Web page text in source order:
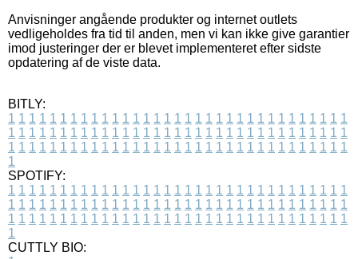
Anvisninger angående produkter og internet outlets
vedligeholdes fra tid til anden, men vi kan ikke give garantier
imod justeringer der er blevet implementeret efter sidste
opdatering af de viste data.
BITLY:
1 1 1 1 1 1 1 1 1 1 1 1 1 1 1 1 1 1 1 1 1 1 1 1 1 1 1 1 1 1 1 1 1
1 1 1 1 1 1 1 1 1 1 1 1 1 1 1 1 1 1 1 1 1 1 1 1 1 1 1 1 1 1 1 1 1
1 1 1 1 1 1 1 1 1 1 1 1 1 1 1 1 1 1 1 1 1 1 1 1 1 1 1 1 1 1 1 1 1
1
SPOTIFY:
1 1 1 1 1 1 1 1 1 1 1 1 1 1 1 1 1 1 1 1 1 1 1 1 1 1 1 1 1 1 1 1 1
1 1 1 1 1 1 1 1 1 1 1 1 1 1 1 1 1 1 1 1 1 1 1 1 1 1 1 1 1 1 1 1 1
1 1 1 1 1 1 1 1 1 1 1 1 1 1 1 1 1 1 1 1 1 1 1 1 1 1 1 1 1 1 1 1 1
1
CUTTLY BIO: